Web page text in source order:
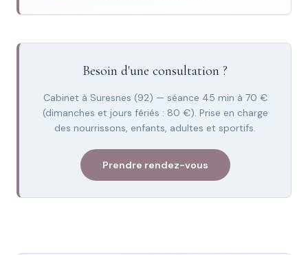
Besoin d'une consultation ?
Cabinet à Suresnes (92) — séance 45 min à 70 €
(dimanches et jours fériés : 80 €). Prise en charge
des nourrissons, enfants, adultes et sportifs.
Prendre rendez-vous